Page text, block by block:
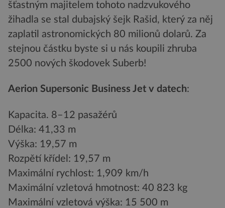
šťastným majitelem tohoto nadzvukového
žihadla se stal dubajský šejk Rašid, který za něj
zaplatil astronomických 80 milionů dolarů. Za
stejnou částku byste si u nás koupili zhruba
2500 nových škodovek Suberb!
Aerion Supersonic Business Jet v datech:
Kapacita. 8–12 pasažérů
Délka: 41,33 m
Výška: 19,57 m
Rozpětí křídel: 19,57 m
Maximální rychlost: 1,909 km/h
Maximální vzletová hmotnost: 40 823 kg
Maximální vzletová výška: 15 500 m